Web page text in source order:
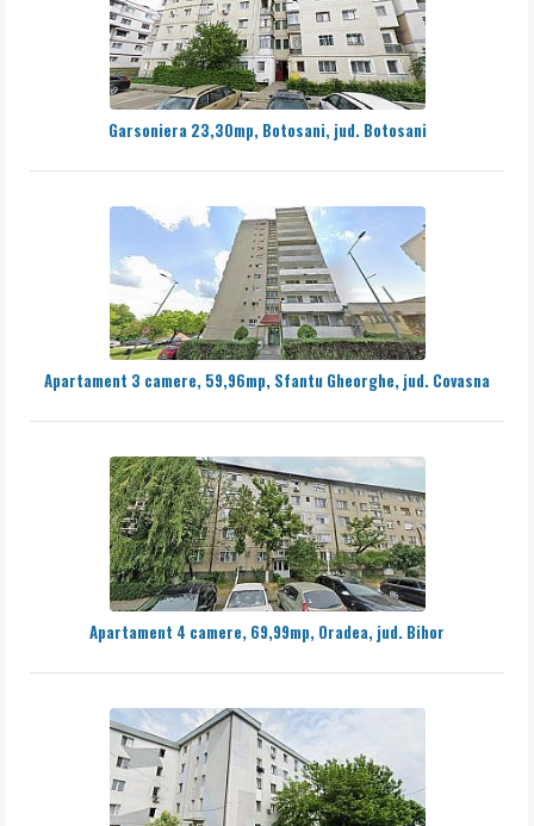
Garsoniera 23,30mp, Botosani, jud. Botosani
Apartament 3 camere, 59,96mp, Sfantu Gheorghe, jud. Covasna
Apartament 4 camere, 69,99mp, Oradea, jud. Bihor